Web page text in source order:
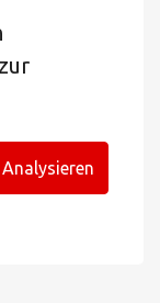
Analysieren